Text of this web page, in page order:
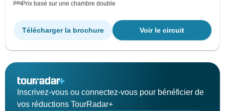
Prix basé sur une chambre double
Voir le circuit
Télécharger la brochure
Inscrivez-vous ou connectez-vous pour bénéficier de
vos réductions TourRadar+